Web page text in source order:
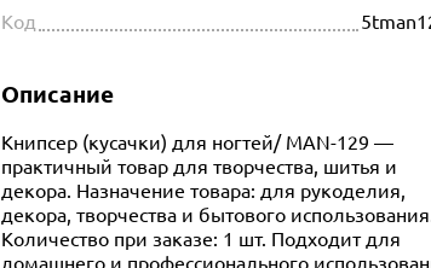
Код
Описание
Книпсер (кусачки) для ногтей/ MAN-129 —
практичный товар для творчества, шитья и
декора. Назначение товара: для рукоделия,
декора, творчества и бытового
Количество при заказе: 1 шт. Подходит для
домашнего и профессионального